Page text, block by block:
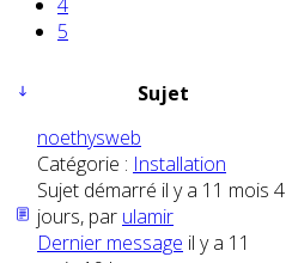
5
Sujet
noethysweb
Catégorie : Installation
Sujet démarré il y a 11 mois 4
jours, par ulamir
Dernier message il y a 11